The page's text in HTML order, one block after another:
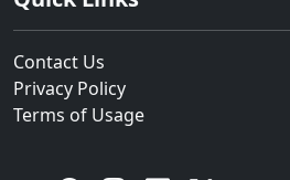
Contact Us
Privacy Policy
Terms of Usage
YouTube Facebook Instagram Linkedin